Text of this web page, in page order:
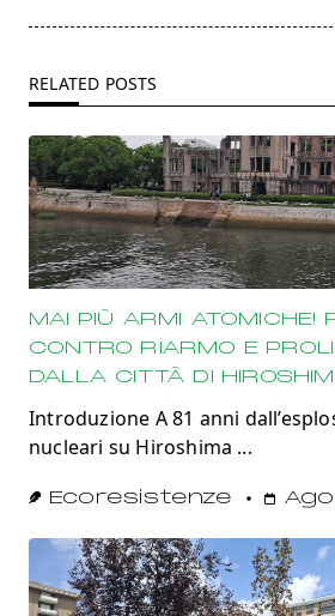
RELATED POSTS
MAI PIÙ ARMI ATOMICHE!
CONTRO RIARMO E
DALLA CITTÀ DI
Introduzione A 81 anni
nucleari su Hiroshima ...
Ecoresistenze